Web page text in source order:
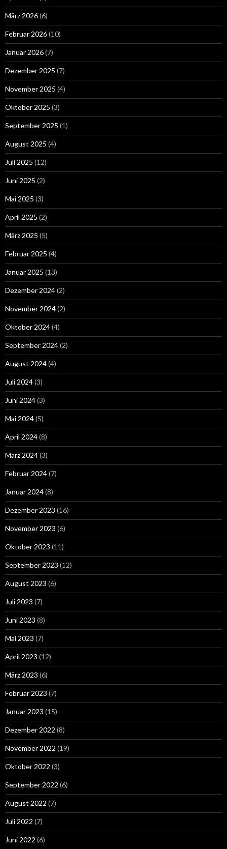
März 2026(6)
Februar 2026(10)
Januar 2026(7)
Dezember 2025 (7)
November 2025 (4)
Oktober 2025 (3)
September 2025 (1)
August 2025 (4)
Juli 2025 (12)
Juni 2025 (2)
Mai 2025 (3)
April 2025 (2)
März 2025 (5)
Februar 2025 (4)
Januar 2025 (13)
Dezember 2024(2)
November 2024(2)
Oktober 2024(4)
September 2024(2)
August 2024(4)
Juli 2024(3)
Juni 2024(3)
Mai 2024(5)
April 2024(8)
März 2024(3)
Februar 2024(7)
Januar 2024(8)
Dezember 2023 (16)
November 2023 (6)
Oktober 2023 (11)
September 2023 (12)
August 2023 (6)
Juli 2023 (7)
Juni 2023 (8)
Mai 2023 (7)
April 2023 (12)
März 2023 (6)
Februar 2023 (7)
Januar 2023 (15)
Dezember 2022 (8)
November 2022 (19)
Oktober 2022 (3)
September 2022 (6)
August 2022 (7)
Juli 2022 (7)
Juni 2022 (6)